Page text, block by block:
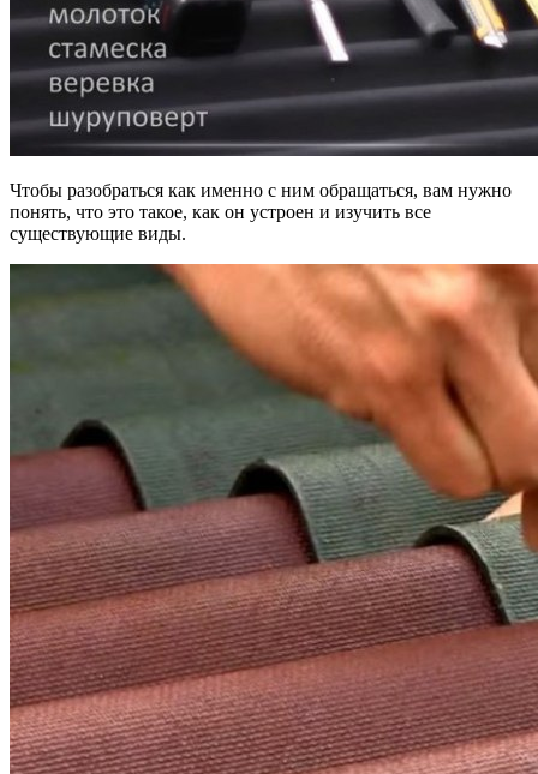
Чтобы разобраться как именно с ним обращаться, вам нужно
понять, что это такое, как он устроен и изучить все
существующие виды.